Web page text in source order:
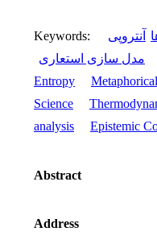
Keywords:
آنتروپی
مدل سازی استعاری
Entropy
Science
analysis
Epistemic
Abstract
Address